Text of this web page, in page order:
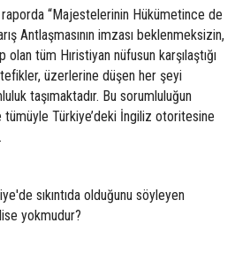
raporda “Majestelerinin Hükümetince de
Antlaşmasının imzası beklenmeksizin,
tüm Hıristiyan nüfusun karşılaştığı
üzerlerine düşen her şeyi
taşımaktadır. Bu sorumluluğun
Türkiye’deki İngiliz otoritesine
sıkıntıda olduğunu söyleyen
yokmudur?